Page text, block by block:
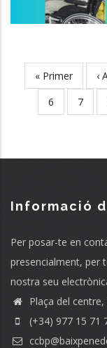
Pagination
First
page
« Primer ‹
Page
6 Page
7
Informació
Per posar-te en
presencialment, per
nostra seu
Plaça del
(+34) 977 15 71